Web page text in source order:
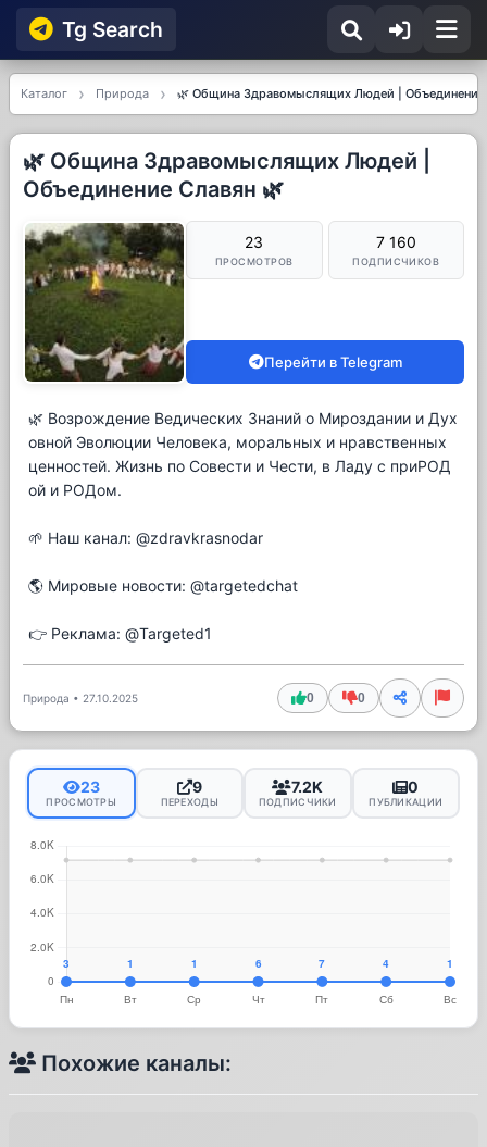
Tg Searсh
Каталог Природа 🌿 Община Здравомыслящих Людей | Объединение
🌿 Община Здравомыслящих Людей |
Объединение Славян 🌿
23
ПРОСМОТРОВ
7 160
ПОДПИСЧИКОВ
Перейти в Telegram
🌿 Возрождение Ведических Знаний о Мироздании и Дух
овной Эволюции Человека, моральных и нравственных
ценностей. Жизнь по Совести и Чести, в Ладу с приРОД
ой и РОДом.
🌱 Наш канал: @zdravkrasnodar
🌎 Мировые новости: @targetedchat
👉 Реклама: @Targeted1
Природа • 27.10.2025 0 0
23
ПРОСМОТРЫ
9
ПЕРЕХОДЫ
7.2K
ПОДПИСЧИКИ
0
ПУБЛИКАЦИИ
Похожие каналы: